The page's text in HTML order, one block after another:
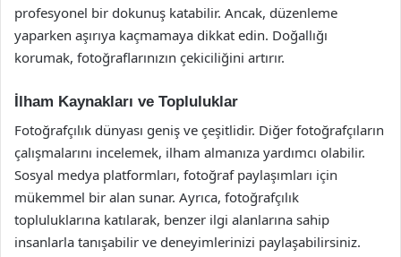
profesyonel bir dokunuş katabilir. Ancak, düzenleme
yaparken aşırıya kaçmamaya dikkat edin. Doğallığı
korumak, fotoğraflarınızın çekiciliğini artırır.
İlham Kaynakları ve Topluluklar
Fotoğrafçılık dünyası geniş ve çeşitlidir. Diğer fotoğrafçıların
çalışmalarını incelemek, ilham almanıza yardımcı olabilir.
Sosyal medya platformları, fotoğraf paylaşımları için
mükemmel bir alan sunar. Ayrıca, fotoğrafçılık
topluluklarına katılarak, benzer ilgi alanlarına sahip
insanlarla tanışabilir ve deneyimlerinizi paylaşabilirsiniz.